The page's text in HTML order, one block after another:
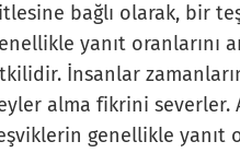
bağlı olarak, bir
yanıt oranlarını
İnsanlar
alma fikrini severler.
genellikle yanıt